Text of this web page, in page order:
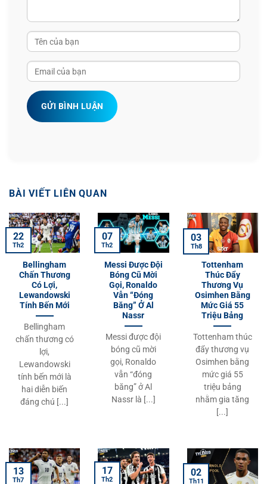
GỬI BÌNH LUẬN
BÀI VIẾT LIÊN QUAN
Bellingham
Chấn Thương
Có Lợi,
Lewandowski
Tính Bến Mới
Bellingham
chấn thương có
lợi,
Lewandowski
tính bến mới là
hai diễn biến
đáng chú [...]
22
Th2
Messi Được Đội
Bóng Cũ Mời
Gọi, Ronaldo
Vẫn “Đóng
Băng” Ở Al
Nassr
Messi được đội
bóng cũ mời
gọi, Ronaldo
vẫn “đóng
băng” ở Al
Nassr là [...]
07
Th2
Tottenham
Thúc Đẩy
Thương Vụ
Osimhen Bằng
Mức Giá 55
Triệu Bảng
Tottenham thúc
đẩy thương vụ
Osimhen bằng
mức giá 55
triệu bảng
nhằm gia tăng
[...]
03
Th8
13
Th7
17
Th2
02
Th11